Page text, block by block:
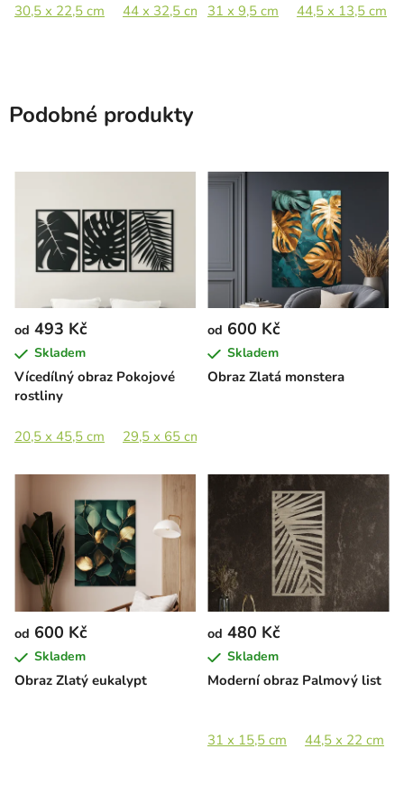
30,5 x 22,5 cm 44 x 32,5 cm 60,5 x 44,5 cm 88 x 65 cm
31 x 9,5 cm 44,5 x 13,5 cm
Podobné produkty
Vícedílný obraz Pokojové
rostliny
od 493 Kč
Skladem
20,5 x 45,5 cm 29,5 x 65 cm
Obraz Zlatá monstera
od 600 Kč
Skladem
Obraz Zlatý eukalypt
od 600 Kč
Skladem
Moderní obraz Palmový list
od 480 Kč
Skladem
31 x 15,5 cm 44,5 x 22 cm